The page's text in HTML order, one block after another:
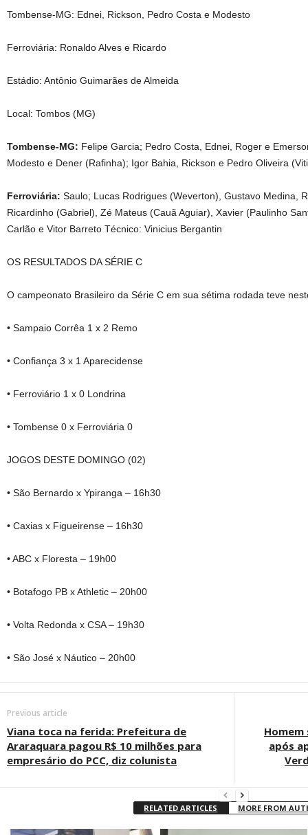
Tombense-MG: Ednei, Rickson, Pedro Costa e Modesto
Ferroviária: Ronaldo Alves e Ricardo
Estádio: Antônio Guimarães de Almeida
Local: Tombos (MG)
Tombense-MG: Felipe Garcia; Pedro Costa, Ednei, Roger e
Modesto e Dener (Rafinha); Igor Bahia, Rickson e Pedro Oliveira
Ferroviária: Saulo; Lucas Rodrigues (Weverton), Gustavo Medina,
Ricardinho (Gabriel), Zé Mateus (Cauã Aguiar), Xavier (Paulinho
Carlão e Vitor Barreto Técnico: Vinicius Bergantin
OS RESULTADOS DA SÉRIE C
O campeonato Brasileiro da Série C em sua sétima rodada teve
• Sampaio Corrêa 1 x 2 Remo
• Confiança 3 x 1 Aparecidense
• Ferroviário 1 x 0 Londrina
• Tombense 0 x Ferroviária 0
JOGOS DESTE DOMINGO (02)
• São Bernardo x Ypiranga – 16h30
• Caxias x Figueirense – 16h30
• ABC x Floresta – 19h00
• Botafogo PB x Athletic – 20h00
• Volta Redonda x CSA – 19h30
• São José x Náutico – 20h00
Previous article
Viana toca na ferida: Prefeitura de
Araraquara pagou R$ 10 milhões para
empresário do PCC, diz colunista
após
RELATED ARTICLES MORE FROM